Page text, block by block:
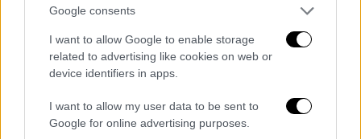
Google consents
I want to allow Google to enable storage
related to advertising like cookies on web or
device identifiers in apps.
I want to allow my user data to be sent to
Google for online advertising purposes.
Ξεκινώντας με το «φθηνό», ο TikToker
σχολίασε ότι ο γύρος ήταν εξαιρετικός, η
πίτα φρέσκια και οι πατάτες καλοψημένες.
«Μπορεί να είναι μικρό σε μέγεθος, αλλά
έχει πολλά υλικά μέσα και είναι
μπαμπάτσικο» είπε χαρακτηριστικά.